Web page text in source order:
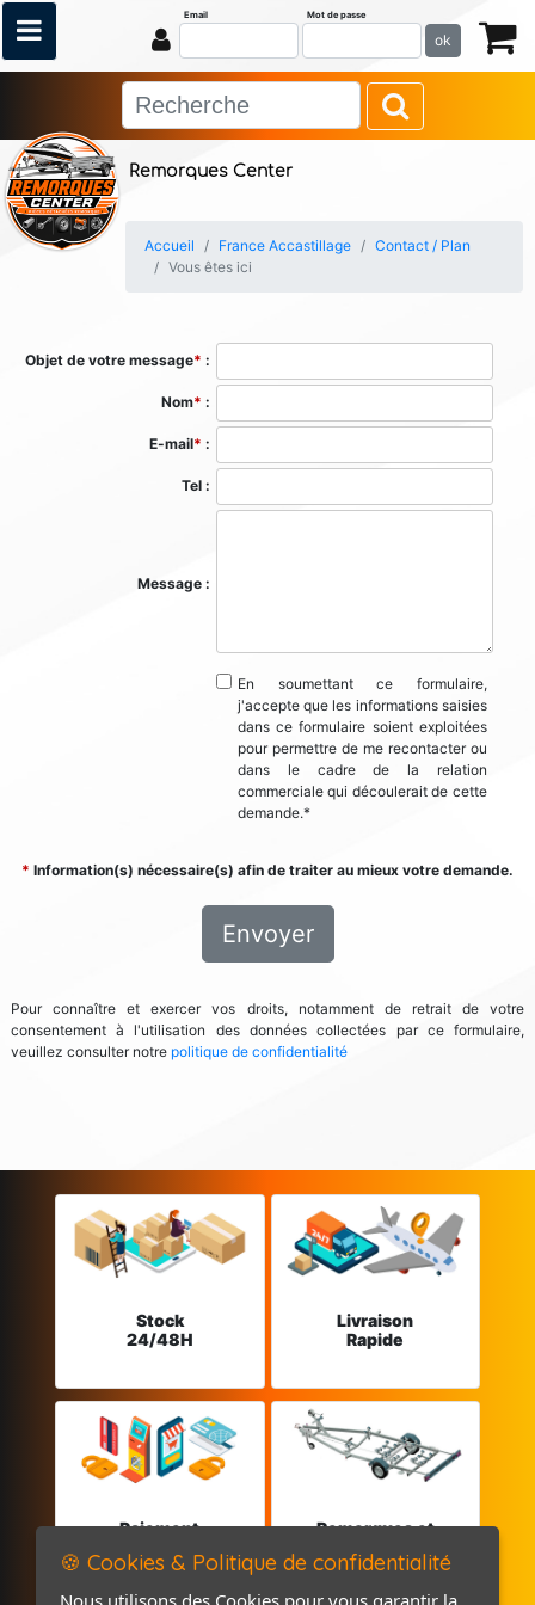
Remorques Center
Email Mot de passe
ok
Accueil France Accastillage
Contact / Plan
Vous êtes ici
Objet de votre message* :
Nom* :
E-mail* :
Tel :
Message :
En soumettant ce formulaire,
j'accepte que les informations saisies
dans ce formulaire soient exploitées
pour permettre de me recontacter ou
dans le cadre de la relation
commerciale qui découlerait de cette
demande.*
* Information(s) nécessaire(s) afin de traiter au mieux votre demande.
Envoyer
Pour connaître et exercer vos droits, notamment de retrait de votre
consentement à l'utilisation des données collectées par ce formulaire,
veuillez consulter notre politique de confidentialité
Stock
24/48H
Livraison
Rapide
Paiement
Remorques et
🍪 Cookies & Politique de confidentialité
Nous utilisons des Cookies pour vous garantir la